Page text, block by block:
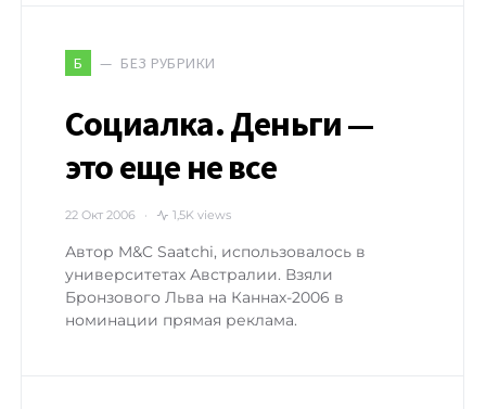
Б БЕЗ РУБРИКИ
Социалка. Деньги —
это еще не все
22 Окт 2006 1,5K views
Автор M&C Saatchi, использовалось в
университетах Австралии. Взяли
Бронзового Льва на Каннах-2006 в
номинации прямая реклама.